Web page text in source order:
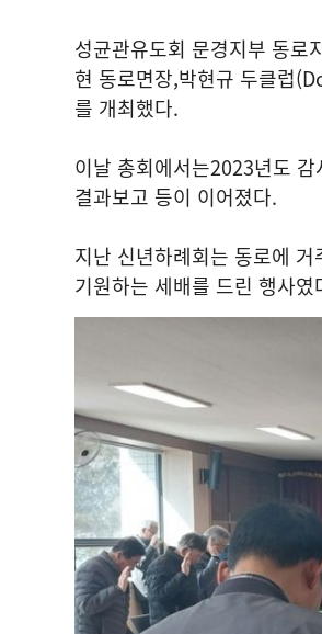
성균관유도회 문경지부 동로
현 동로면장,박현규 두클럽
를 개최했다.
이날 총회에서는2023년도 감
결과보고 등이 이어졌다.
지난 신년하례회는 동로에
기원하는 세배를 드린 행사였